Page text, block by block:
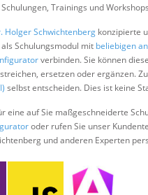
Trainings und
Holger Schwichtenberg konzipierte
Schulungsmodul mit beliebigen
verbinden. Sie können
ersetzen oder ergänzen.
selbst entscheiden. Dies ist keine
eine auf Sie maßgeschneiderte
oder rufen Sie unser
und anderen Experten